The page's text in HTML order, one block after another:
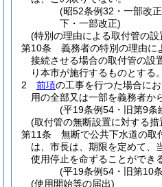
(昭52条例32・一部改
下・一部改正)
(特別の理由による取付管の設
第10条
義務者の特別の理由に
接続させる場合の取付管の設
り本市が施行するものとする。
2
前項の工事を行つた場合に
用の全部又は一部を義務者か
(平19条例54・旧第9条
(取付管の無断設置に対する措
第11条
無断で公共下水道の取
は、市長は、期限を定めて、
使用停止を命ずることができ
(平19条例54・旧第10
(使用開始等の届出)